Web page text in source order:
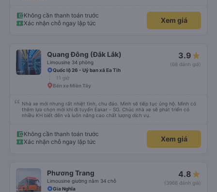
lượng và tiện ích được cung cấp. 5. Thái độ phục vụ: Nhân viên và tài xế rất
nhiệt tình, chu đáo và tôn trọng khách hàng. Tôi cảm thấy rất thoải mái và
hài lòng với các dịch vụ mà họ cung cấp. Dịch vụ của họ đáp ứng đầy đủ
Không cần thanh toán trước
Xác nhận chỗ ngay lập tức
Xem giá
Quang Đông (Đắk Lắk)
Limousine 34 phòng
3.9
(68 đánh giá)
Quốc lộ 26 - Uỷ ban xã Ea Tih
11 giờ
Bến xe Miền Tây
Nhà xe mới nhưng rất nhiệt tình, chu đáo. Mình sẽ tiếp tục ủng hộ. Mình có
thêm lựa chọn mới khi đi tuyến Eakar - SG. Chúc nhà xe sẽ phát triển có
nhiều KH biết đến và luôn nâng cao chất lượng dịch vụ.
Không cần thanh toán trước
Xác nhận chỗ ngay lập tức
Xem giá
Phương Trang
Limousine giường nằm 34 chỗ
4.8
(3966 đánh giá)
Gia Nghĩa